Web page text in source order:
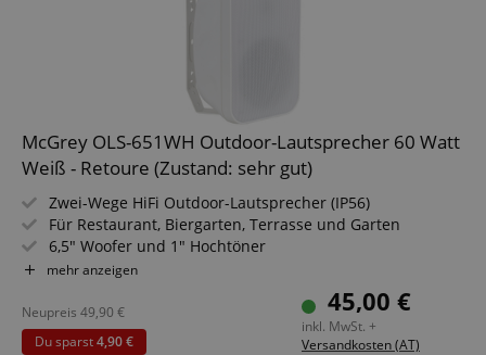
McGrey OLS-651WH Outdoor-Lautsprecher 60 Watt
Weiß - Retoure (Zustand: sehr gut)
Zwei-Wege HiFi Outdoor-Lautsprecher (IP56)
Für Restaurant, Biergarten, Terrasse und Garten
6,5" Woofer und 1" Hochtöner
Belastbarkeit: 60 Watt @ 8 Ohm
Frequenzbereich: 75 Hz - 20 kHz
mehr anzeigen
45,00 €
inkl. MwSt. +
Versandkosten (AT)
Neupreis 49,90 €
Du sparst4,90 €